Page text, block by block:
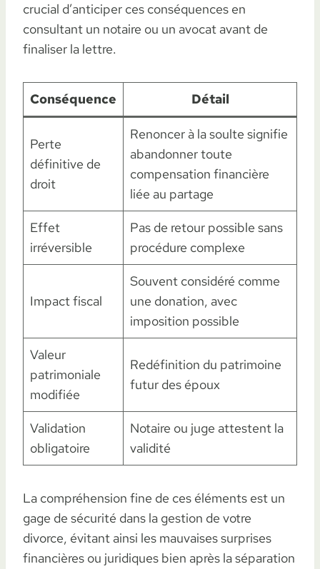
crucial d’anticiper ces conséquences en
consultant un notaire ou un avocat avant de
finaliser la lettre.
Conséquence Détail
Perte
définitive de
droit
Renoncer à la soulte signifie
abandonner toute
compensation financière
liée au partage
Effet
irréversible
Pas de retour possible sans
procédure complexe
Impact fiscal
Souvent considéré comme
une donation, avec
imposition possible
Valeur
patrimoniale
modifiée
Redéfinition du patrimoine
futur des époux
Validation
obligatoire
Notaire ou juge attestent la
validité
La compréhension fine de ces éléments est un
gage de sécurité dans la gestion de votre
divorce, évitant ainsi les mauvaises surprises
financières ou juridiques bien après la séparation